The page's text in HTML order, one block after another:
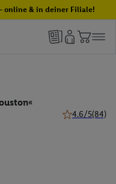
online & in deiner Filiale!
4.6/5(84)